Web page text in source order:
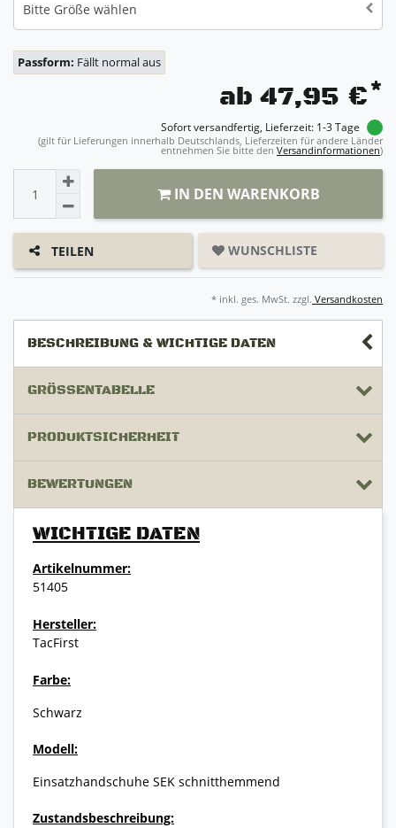
Bitte Größe wählen
Passform: Fällt normal aus
ab 47,95 €*
Sofort versandfertig, Lieferzeit: 1-3 Tage
(gilt für Lieferungen innerhalb Deutschlands, Lieferzeiten für andere Länder
entnehmen Sie bitte den Versandinformationen)
IN DEN WARENKORB
TEILEN WUNSCHLISTE
* inkl. ges. MwSt. zzgl. Versandkosten
BESCHREIBUNG & WICHTIGE DATEN
GRÖSSENTABELLE
PRODUKTSICHERHEIT
BEWERTUNGEN
WICHTIGE DATEN
Artikelnummer:
51405
Hersteller:
TacFirst
Farbe:
Schwarz
Modell:
Einsatzhandschuhe SEK schnitthemmend
Zustandsbeschreibung: